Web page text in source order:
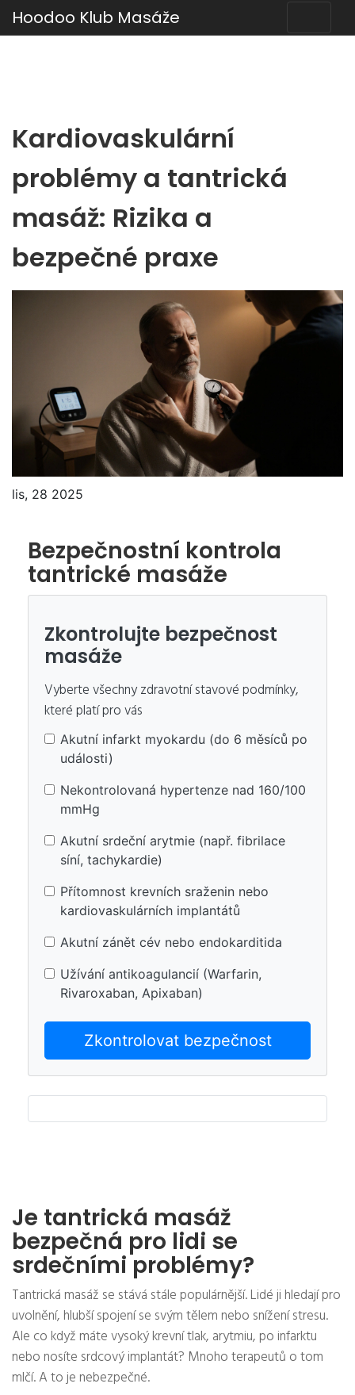
Hoodoo Klub Masáže
Kardiovaskulární
problémy a tantrická
masáž: Rizika a
bezpečné praxe
lis, 28 2025
Bezpečnostní kontrola
tantrické masáže
Zkontrolujte bezpečnost
masáže
Vyberte všechny zdravotní stavové podmínky,
které platí pro vás
Akutní infarkt myokardu (do 6 měsíců po
události)
Nekontrolovaná hypertenze nad 160/100
mmHg
Akutní srdeční arytmie (např. fibrilace
síní, tachykardie)
Přítomnost krevních sraženin nebo
kardiovaskulárních implantátů
Akutní zánět cév nebo endokarditida
Užívání antikoagulancií (Warfarin,
Rivaroxaban, Apixaban)
Zkontrolovat bezpečnost
Je tantrická masáž
bezpečná pro lidi se
srdečními problémy?
Tantrická masáž se stává stále populárnější. Lidé ji hledají pro
uvolnění, hlubší spojení se svým tělem nebo snížení stresu.
Ale co když máte vysoký krevní tlak, arytmiu, po infarktu
nebo nosíte srdcový implantát? Mnoho terapeutů o tom
mlčí. A to je nebezpečné.